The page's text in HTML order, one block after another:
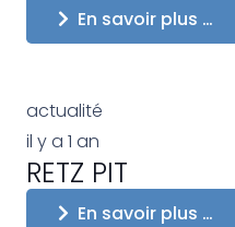
En savoir plus …
actualité
il y a 1 an
RETZ PIT
En savoir plus …